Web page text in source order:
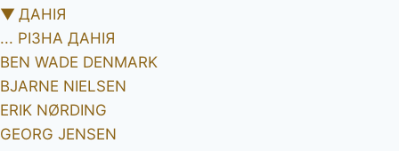
▼ ДАНІЯ
... РІЗНА ДАНІЯ
BEN WADE DENMARK
BJARNE NIELSEN
ERIK NØRDING
GEORG JENSEN